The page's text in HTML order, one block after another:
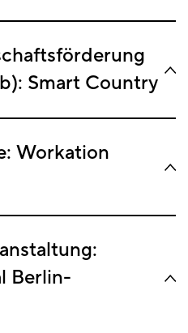
Smart Country
Workation
Berlin-